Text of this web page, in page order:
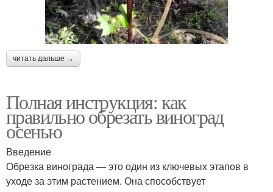
читать дальше →
Полная инструкция: как
правильно обрезать виноград
осенью
Введение
Обрезка винограда — это один из ключевых этапов в
уходе за этим растением. Она способствует